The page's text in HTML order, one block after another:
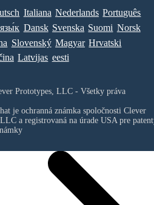
Italiana Nederlands Português
Dansk Svenska Suomi Norsk
Slovenský Magyar Hrvatski
Latvijas eesti
Prototypes, LLC - Všetky práva
je ochranná známka spoločnosti Clever
a registrovaná na úrade USA pre